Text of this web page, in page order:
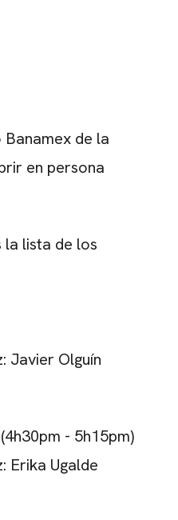
de la
en persona
lista de los
Javier Olguín
- 5h15pm)
Erika Ugalde